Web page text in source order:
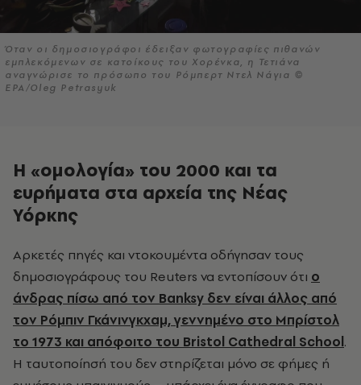
Όταν οι δημοσιογράφοι έδειξαν φωτογραφίες πιθανών
εμπλεκόμενων σε κατοίκους του Χορένκα, η Τετιάνα
αναγνώρισε το πρόσωπο του Ρόμπερτ Ντελ Νάγια ©
EPA/Oleg Petrasyuk
Η «ομολογία» του 2000 και τα
ευρήματα στα αρχεία της Νέας
Υόρκης
Αρκετές πηγές και ντοκουμέντα οδήγησαν τους
δημοσιογράφους του Reuters να εντοπίσουν ότι ο
άνδρας πίσω από τον Banksy δεν είναι άλλος από
τον Ρόμπιν Γκάνινγκχαμ, γεννημένο στο Μπρίστολ
το 1973 και απόφοιτο του Bristol Cathedral School.
Η ταυτοποίησή του δεν στηρίζεται μόνο σε φήμες ή